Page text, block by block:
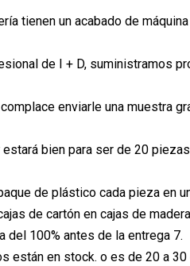
tienen un acabado de
de I + D, suministramos
enviarle una muestra
bien para ser de 20
de plástico cada pieza en
de cartón en cajas de
del 100% antes de la entrega 7.
están en stock. o es de 20 a